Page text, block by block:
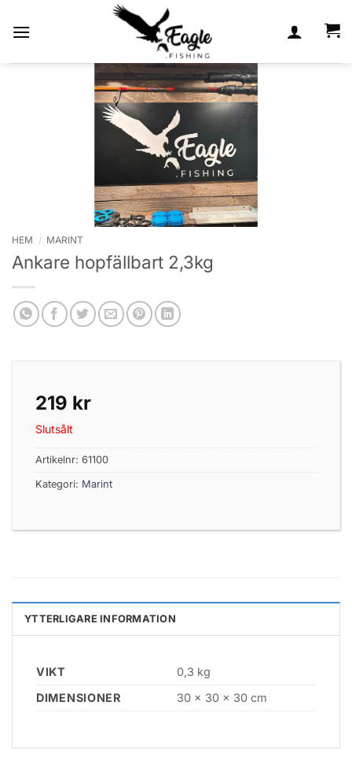
HEM / MARINT
Ankare hopfällbart 2,3kg
219 kr
Slutsålt
Artikelnr: 61100
Kategori: Marint
YTTERLIGARE INFORMATION
VIKT
0,3 kg
DIMENSIONER
30 × 30 × 30 cm